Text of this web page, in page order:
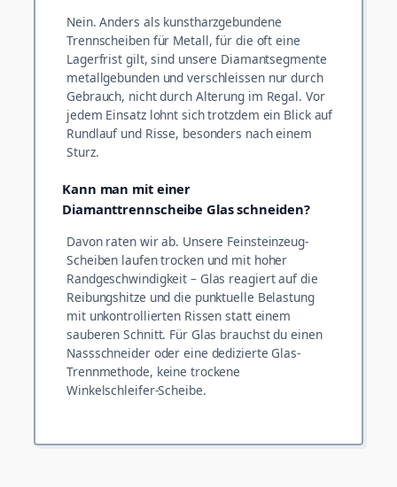
Nein. Anders als kunstharzgebundene
Trennscheiben für Metall, für die oft eine
Lagerfrist gilt, sind unsere Diamantsegmente
metallgebunden und verschleissen nur durch
Gebrauch, nicht durch Alterung im Regal. Vor
jedem Einsatz lohnt sich trotzdem ein Blick auf
Rundlauf und Risse, besonders nach einem
Sturz.
Kann man mit einer
Diamanttrennscheibe Glas schneiden?
Davon raten wir ab. Unsere Feinsteinzeug-
Scheiben laufen trocken und mit hoher
Randgeschwindigkeit – Glas reagiert auf die
Reibungshitze und die punktuelle Belastung
mit unkontrollierten Rissen statt einem
sauberen Schnitt. Für Glas brauchst du einen
Nassschneider oder eine dedizierte Glas-
Trennmethode, keine trockene
Winkelschleifer-Scheibe.